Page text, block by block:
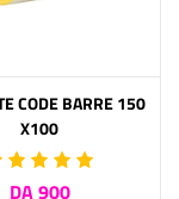
CODE BARRE 150
X100
900 DA